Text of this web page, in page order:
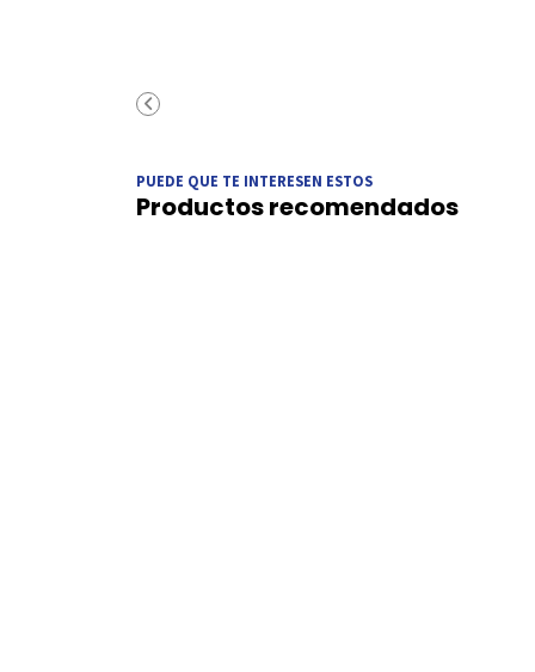
PUEDE QUE TE INTERESEN ESTOS
Productos recomendados